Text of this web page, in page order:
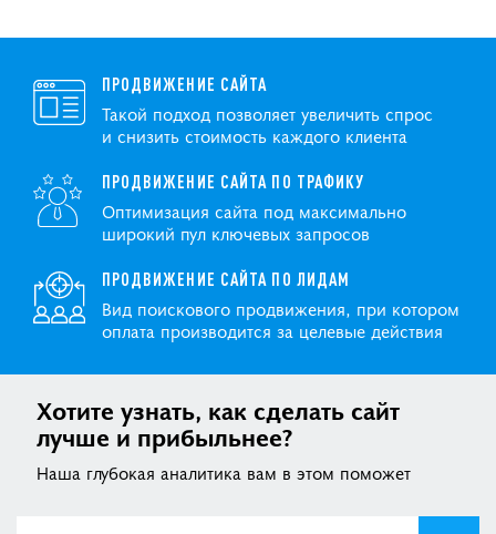
ПРОДВИЖЕНИЕ САЙТА
Такой подход позволяет увеличить спрос
и снизить стоимость каждого клиента
ПРОДВИЖЕНИЕ САЙТА ПО ТРАФИКУ
Оптимизация сайта под максимально
широкий пул ключевых запросов
ПРОДВИЖЕНИЕ САЙТА ПО ЛИДАМ
Вид поискового продвижения, при котором
оплата производится за целевые действия
Хотите узнать, как сделать сайт
лучше и прибыльнее?
Наша глубокая аналитика вам в этом поможет